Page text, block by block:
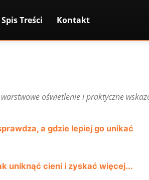
Spis Treści Kontakt
oświetlenie i praktyczne
a gdzie lepiej go unikać
uniknąć cieni i zyskać więcej...